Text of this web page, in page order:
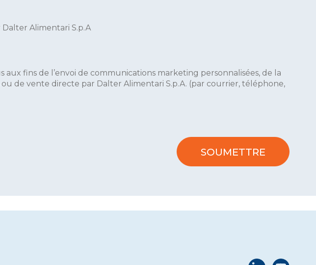
Alimentari S.p.A
fins de l’envoi de communications marketing personnalisées, de la
de vente directe par Dalter Alimentari S.p.A. (par courrier, téléphone,